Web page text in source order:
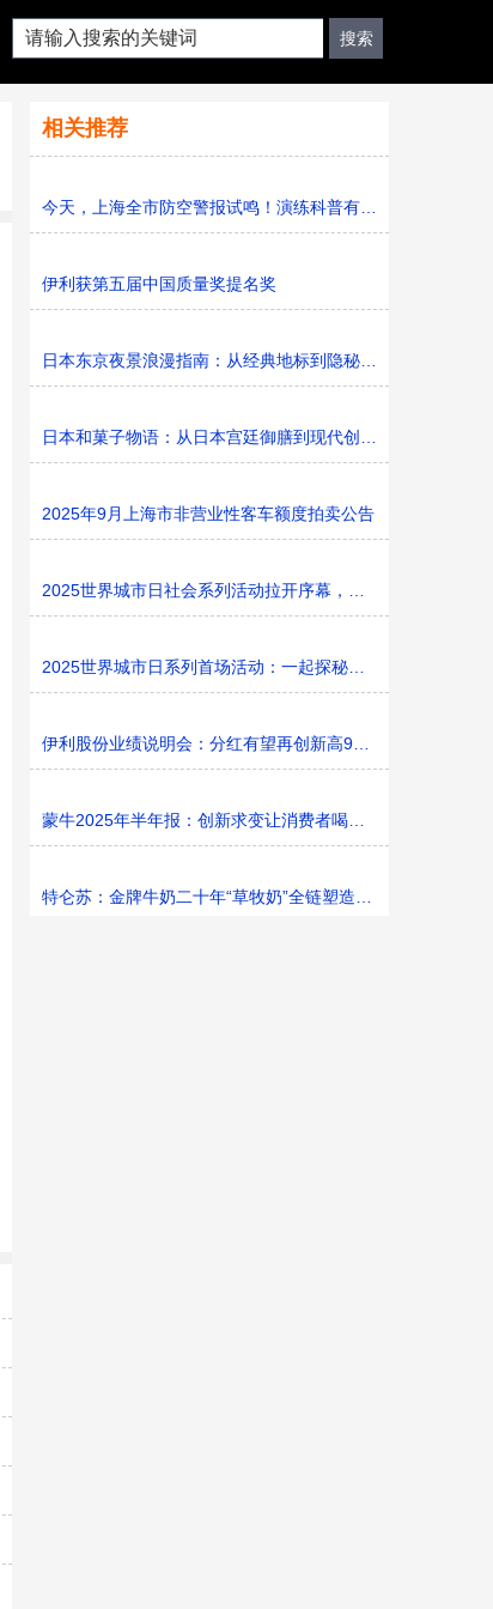
相关推荐
今天，上海全市防空警报试鸣！演练科普有序进行，人防意
伊利获第五届中国质量奖提名奖
日本东京夜景浪漫指南：从经典地标到隐秘胜地
日本和菓子物语：从日本宫廷御膳到现代创新的甜蜜传承
2025年9月上海市非营业性客车额度拍卖公告
2025世界城市日社会系列活动拉开序幕，探寻社区花园里的
2025世界城市日系列首场活动：一起探秘家门口的“魔法花园”
伊利股份业绩说明会：分红有望再创新高9%利润率目标不变
蒙牛2025年半年报：创新求变让消费者喝上奶、喝好奶、喝
特仑苏：金牌牛奶二十年“草牧奶”全链塑造有机新矩阵